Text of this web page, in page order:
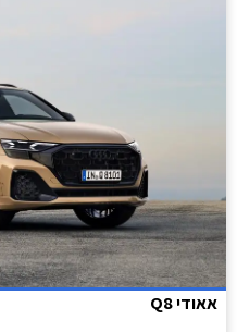
אאודי Q8